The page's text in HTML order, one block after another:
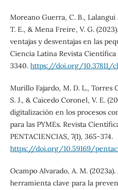
Moreano Guerra, C. B., Lalangui
T. E., & Mena Freire, V. G.
ventajas y desventajas en las
Ciencia Latina Revista
3340. https://doi.org/10.37811/
Murillo Fajardo, M. D. L., Torres
S. J., & Caicedo Coronel, V. E.
digitalización en los procesos
para las PYMEs. Revista
PENTACIENCIAS, 7(1), 365-374.
https://doi.org/10.59169/
Ocampo Alvarado, A. M.
herramienta clave para la